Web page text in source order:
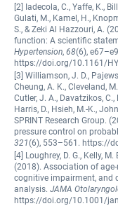
[2] Iadecola, C., Yaffe, K.,
Gulati, M., Kamel, H.,
S., & Zeki Al Hazzouri, A.
function: A scientific
Hypertension, 68(6),
https://doi.org/10.1161/
[3] Williamson, J. D.,
Cheung, A. K., Cleveland,
Cutler, J. A., Davatzikos, C.,
Harris, D., Hsieh, M.-K.,
SPRINT Research Group.
pressure control on
321(6), 553–561. https://
[4] Loughrey, D. G., Kelly, M.
(2018). Association of
cognitive impairment, and
analysis. JAMA
https://doi.org/10.1001/